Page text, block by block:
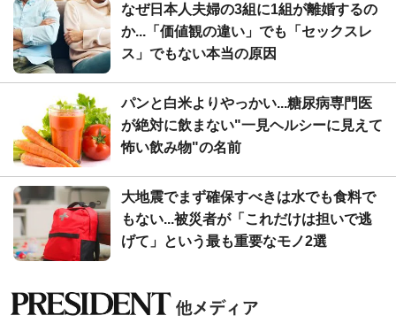
なぜ日本人夫婦の3組に1組が離婚するの
か...「価値観の違い」でも「セックスレ
ス」でもない本当の原因
パンと白米よりやっかい...糖尿病専門医
が絶対に飲まない"一見ヘルシーに見えて
怖い飲み物"の名前
大地震でまず確保すべきは水でも食料で
もない...被災者が「これだけは担いで逃
げて」という最も重要なモノ2選